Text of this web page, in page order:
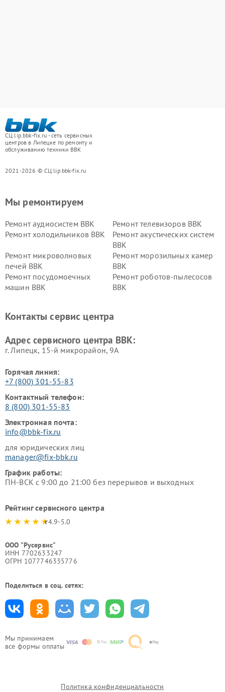
СЦ lip.bbk-fix.ru - сеть сервисных
центров в Липецке по ремонту и
обслуживанию техники BBK
2021-2026 © СЦ lip.bbk-fix.ru
Мы принимаем
все формы оплаты
Мы ремонтируем
Ремонт аудиосистем BBK
Ремонт телевизоров BBK
Ремонт холодильников BBK
Ремонт акустических систем
BBK
Ремонт микроволновых
печей BBK
Ремонт морозильных камер
BBK
Ремонт посудомоечных
машин BBK
Ремонт роботов-пылесосов
BBK
Ремонт винных шкафов BBK
Контакты сервис центра
Адрес сервисного центра BBK:
г. Липецк, 15-й микрорайон, 9А
Горячая линия:
+7 (800) 301-55-83
Контактный телефон:
8 (800) 301-55-83
Электронная почта:
info@bbk-fix.ru
для юридических лиц
manager@fix-bbk.ru
График работы:
ПН-ВСК с 9:00 до 21:00 без перерывов и выходных
Рейтинг сервисного центра
4.9-5.0
ООО "Русервис"
ИНН 7702633247
ОГРН 1077746335776
Поделиться в соц. сетях:
Политика конфиденциальности